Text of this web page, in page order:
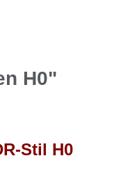
H0"
Stil H0